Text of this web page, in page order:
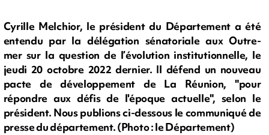
Cyrille Melchior, le président du Département a été
entendu par la délégation sénatoriale aux Outre-
mer sur la question de l’évolution institutionnelle, le
jeudi 20 octobre 2022 dernier. Il défend un nouveau
pacte de développement de La Réunion, "pour
répondre aux défis de l'époque actuelle", selon le
président. Nous publions ci-dessous le communiqué de
presse du département. (Photo : le Département)